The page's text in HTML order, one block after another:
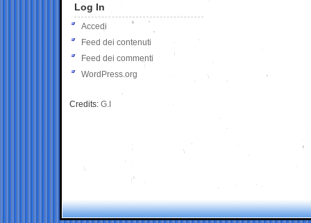
Log In
Accedi
Feed dei contenuti
Feed dei commenti
WordPress.org
Credits: G.I